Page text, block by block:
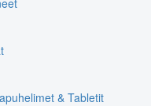
& Tabletit